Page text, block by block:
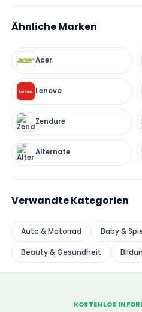
Ähnliche Marken
Acer
Lenovo
Zendure
Alternate
Verwandte Kategorien
Auto & Motorrad Baby &
Beauty & Gesundheit
KOSTENLOS